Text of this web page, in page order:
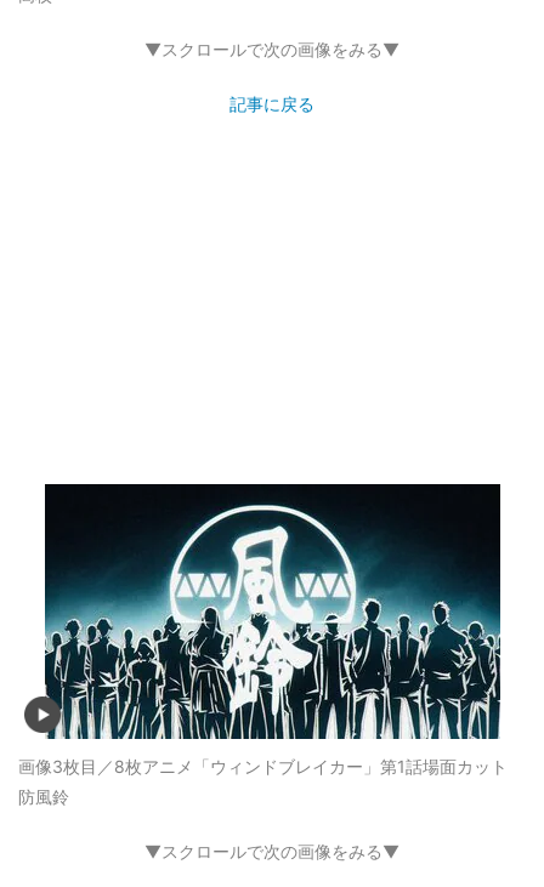
▼スクロールで次の画像をみる▼
記事に戻る
画像3枚目／8枚アニメ「ウィンドブレイカー」第1話場面カット
防風鈴
▼スクロールで次の画像をみる▼